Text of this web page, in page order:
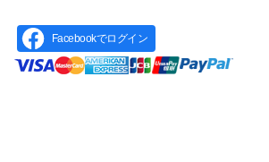
Facebookでログイン